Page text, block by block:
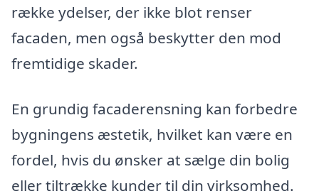
række ydelser, der ikke blot renser
facaden, men også beskytter den mod
fremtidige skader.
En grundig facaderensning kan forbedre
bygningens æstetik, hvilket kan være en
fordel, hvis du ønsker at sælge din bolig
eller tiltrække kunder til din virksomhed.